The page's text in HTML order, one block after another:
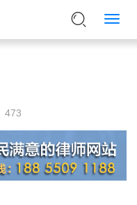
473